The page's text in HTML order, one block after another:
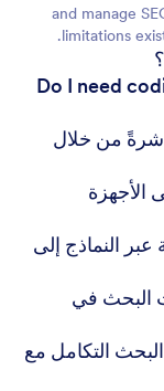
and manage
limitations
3) Do I need
من خلال
الأجهزة
عبر النماذج إلى
البحث في
التكامل مع